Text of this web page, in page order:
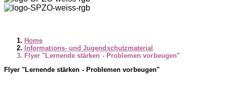
Home
Informations- und Jugendschutzmaterial
Flyer "Lernende stärken - Problemen vorbeugen"
Flyer "Lernende stärken - Problemen vorbeugen"